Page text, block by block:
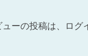
ューの投稿は、ログ